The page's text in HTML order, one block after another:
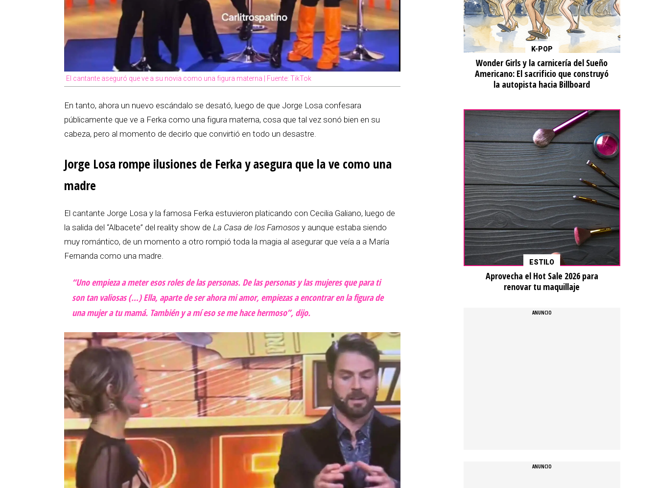
El cantante aseguró que ve a su novia como una figura materna | Fuente: TikTok
En tanto, ahora un nuevo escándalo se desató, luego de que Jorge Losa confesara
públicamente que ve a Ferka como una figura materna, cosa que tal vez sonó bien en su
cabeza, pero al momento de decirlo que convirtió en todo un desastre.
Jorge Losa rompe ilusiones de Ferka y asegura que la ve como una
madre
El cantante Jorge Losa y la famosa Ferka estuvieron platicando con Cecilia Galiano, luego de
la salida del “Albacete” del reality show de La Casa de los Famosos y aunque estaba siendo
muy romántico, de un momento a otro rompió toda la magia al asegurar que veía a a María
Fernanda como una madre.
“Uno empieza a meter esos roles de las personas. De las personas y las mujeres que para ti
son tan valiosas (…) Ella, aparte de ser ahora mi amor, empiezas a encontrar en la figura de
una mujer a tu mamá. También y a mí eso se me hace hermoso”, dijo.
K-POP
Wonder Girls y la carnicería del Sueño
Americano: El sacrificio que construyó
la autopista hacia Billboard
ESTILO
Aprovecha el Hot Sale 2026 para
renovar tu maquillaje